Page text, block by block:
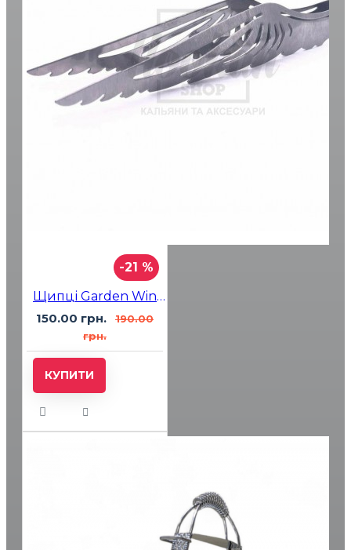
-21 %
Щипці Garden Wings Гарден Крила
150.00 грн.
190.00
грн.
КУПИТИ